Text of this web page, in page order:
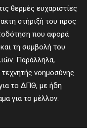
θερμές ευχαριστίες
στήριξή του προς
που αφορά
τη συμβολή του
Παράλληλα,
νοημοσύνης
το ΔΠΘ, με ήδη
για το μέλλον.